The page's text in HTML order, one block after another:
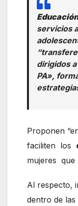
servicios
dirigidos
PA»,
Proponen
faciliten los
mujeres que
Al respecto,
dentro de las